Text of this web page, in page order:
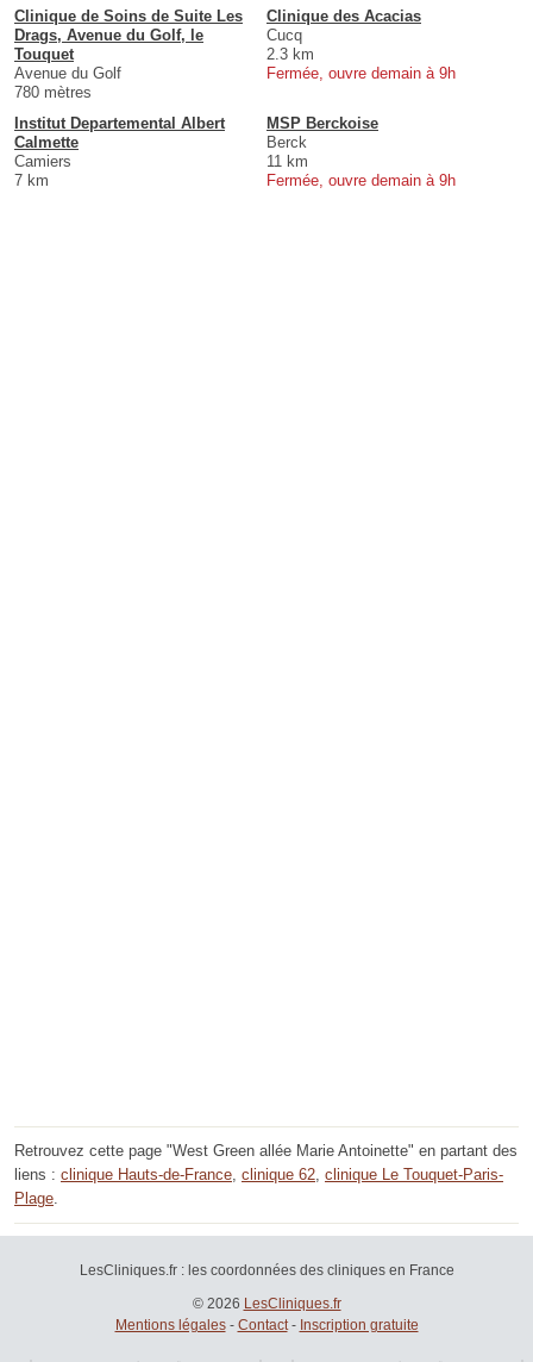
Clinique de Soins de Suite Les
Drags, Avenue du Golf, le
Touquet
Avenue du Golf
780 mètres
Clinique des Acacias
Cucq
2.3 km
Fermée, ouvre demain à 9h
Institut Departemental Albert
Calmette
Camiers
7 km
MSP Berckoise
Berck
11 km
Fermée, ouvre demain à 9h
Retrouvez cette page "West Green allée Marie Antoinette" en partant des
liens : clinique Hauts-de-France, clinique 62, clinique Le Touquet-Paris-
Plage.
LesCliniques.fr : les coordonnées des cliniques en France
© 2026 LesCliniques.fr
Mentions légales- Contact- Inscription gratuite